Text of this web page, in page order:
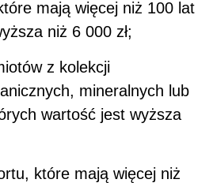
mają więcej niż 100 lat
niż 6 000 zł;
z kolekcji
mineralnych lub
wartość jest wyższa
które mają więcej niż